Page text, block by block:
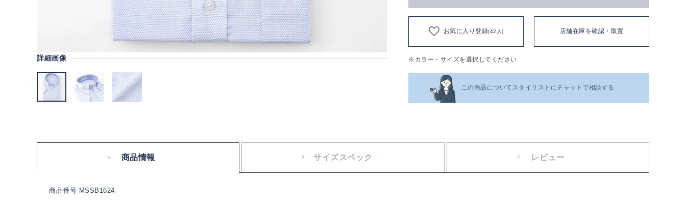
詳細画像
お気に入り登録(42人) 店舗在庫を確認・取置
※カラー・サイズを選択してください
この商品についてスタイリストにチャットで相談する
商品情報 サイズスペック レビュー
商品番号 MSSB1624